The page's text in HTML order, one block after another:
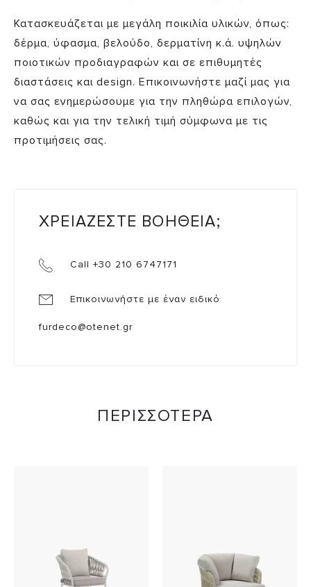
Κατασκευάζεται με μεγάλη ποικιλία υλικών, όπως:
δέρμα, ύφασμα, βελούδο, δερματίνη κ.ά. υψηλών
ποιοτικών προδιαγραφών και σε επιθυμητές
διαστάσεις και design. Επικοινωνήστε μαζί μας για
να σας ενημερώσουμε για την πληθώρα επιλογών,
καθώς και για την τελική τιμή σύμφωνα με τις
προτιμήσεις σας.
ΧΡΕΙΑΖΕΣΤΕ ΒΟΗΘΕΙΑ;
Call +30 210 6747171
Επικοινωνήστε με έναν ειδικό
furdeco@otenet.gr
ΠΕΡΙΣΣΟΤΕΡΑ